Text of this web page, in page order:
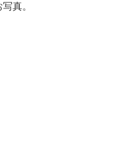
真。